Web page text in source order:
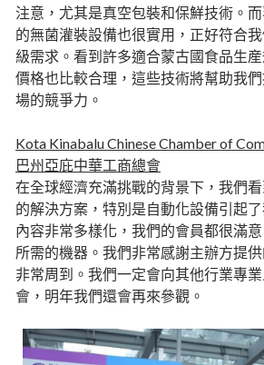
注意，尤其是真空包裝和保鮮技術。
的無菌灌裝設備也很實用，正好符合
級需求。看到許多適合蒙古國食品生
價格也比較合理，這些技術將幫助我
場的競爭力。
Kota Kinabalu Chinese Chamber of
巴州亞庇中華工商總會
在全球經濟充滿挑戰的背景下，我們
的解決方案，特別是自動化設備引起
內容非常多樣化，我們的會員都很滿
所需的機器。我們非常感謝主辦方提
非常周到。我們一定會向其他行業專
會，明年我們還會再來參觀。